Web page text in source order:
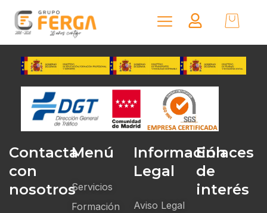
Contacta
con
nosotros
Menú
Servicios
Formación
Información
Legal
Aviso Legal
Enlaces
de
interés